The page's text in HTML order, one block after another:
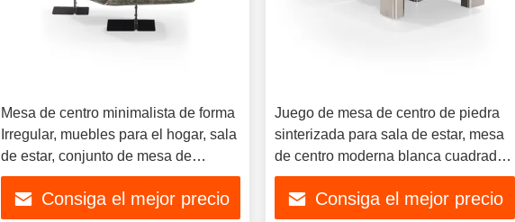
Mesa de centro minimalista de forma
Irregular, muebles para el hogar, sala
de estar, conjunto de mesa de
mármol
Consiga el mejor precio
Juego de mesa de centro de piedra
sinterizada para sala de estar, mesa
de centro moderna blanca cuadrada
con patas de acero inoxidable de lujo
escandinavo
Consiga el mejor precio